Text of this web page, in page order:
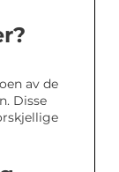
av de
Disse